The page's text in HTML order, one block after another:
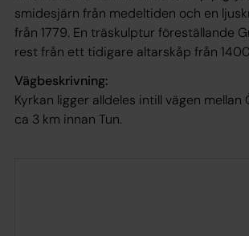
smidesjärn från medeltiden och en
från 1779. En träskulptur föreställande
rest från ett tidigare altarskåp från
Vägbeskrivning:
Kyrkan ligger alldeles intill vägen mellan
ca 3 km innan Tun.